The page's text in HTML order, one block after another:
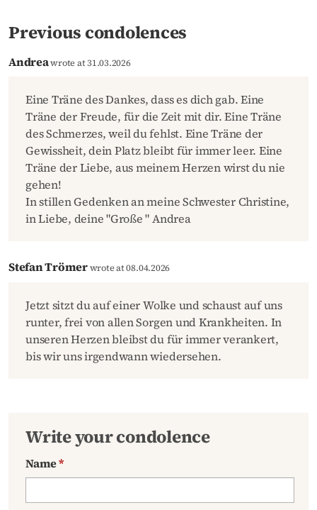
Previous condolences
Andreawrote at 31.03.2026
Eine Träne des Dankes, dass es dich gab. Eine
Träne der Freude, für die Zeit mit dir. Eine Träne
des Schmerzes, weil du fehlst. Eine Träne der
Gewissheit, dein Platz bleibt für immer leer. Eine
Träne der Liebe, aus meinem Herzen wirst du nie
gehen!
In stillen Gedenken an meine Schwester Christine,
in Liebe, deine "Große " Andrea
Stefan Trömerwrote at 08.04.2026
Jetzt sitzt du auf einer Wolke und schaust auf uns
runter, frei von allen Sorgen und Krankheiten. In
unseren Herzen bleibst du für immer verankert,
bis wir uns irgendwann wiedersehen.
Write your condolence
Name*